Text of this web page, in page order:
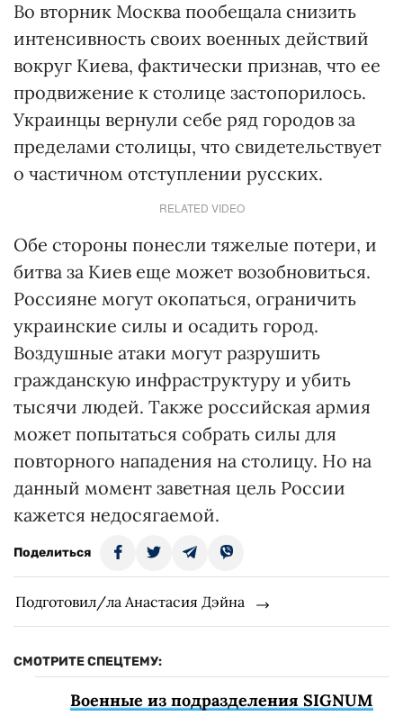
Во вторник Москва пообещала снизить
интенсивность своих военных действий
вокруг Киева, фактически признав, что ее
продвижение к столице застопорилось.
Украинцы вернули себе ряд городов за
пределами столицы, что свидетельствует
о частичном отступлении русских.
RELATED VIDEO
Обе стороны понесли тяжелые потери, и
битва за Киев еще может возобновиться.
Россияне могут окопаться, ограничить
украинские силы и осадить город.
Воздушные атаки могут разрушить
гражданскую инфраструктуру и убить
тысячи людей. Также российская армия
может попытаться собрать силы для
повторного нападения на столицу. Но на
данный момент заветная цель России
кажется недосягаемой.
Поделиться
Подготовил/ла Анастасия Дэйна
СМОТРИТЕ СПЕЦТЕМУ:
Военные из подразделения SIGNUM